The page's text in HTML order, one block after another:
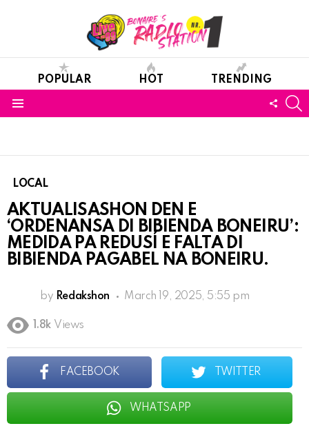
POPULAR HOT TRENDING
LOCAL
AKTUALISASHON DEN E
‘ORDENANSA DI BIBIENDA BONEIRU’:
MEDIDA PA REDUSÍ E FALTA DI
BIBIENDA PAGABEL NA BONEIRU.
by Redakshon March 19, 2025, 5:55 pm
1.8k Views
FACEBOOK TWITTER
WHATSAPP